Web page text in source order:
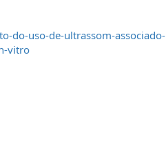
do-uso-de-ultrassom-associado-
vitro